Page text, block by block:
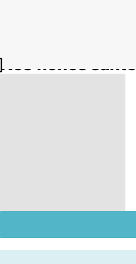
Nos fiches santé
infections